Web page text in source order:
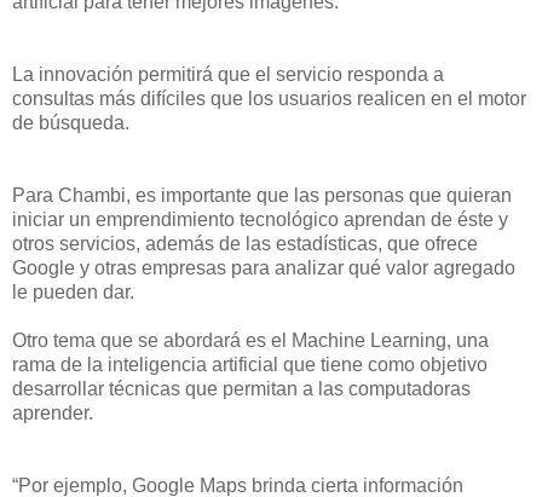
La innovación permitirá que el servicio responda a
consultas más difíciles que los usuarios realicen en el motor
de búsqueda.
Para Chambi, es importante que las personas que quieran
iniciar un emprendimiento tecnológico aprendan de éste y
otros servicios, además de las estadísticas, que ofrece
Google y otras empresas para analizar qué valor agregado
le pueden dar.
Otro tema que se abordará es el Machine Learning, una
rama de la inteligencia artificial que tiene como objetivo
desarrollar técnicas que permitan a las computadoras
aprender.
“Por ejemplo, Google Maps brinda cierta información